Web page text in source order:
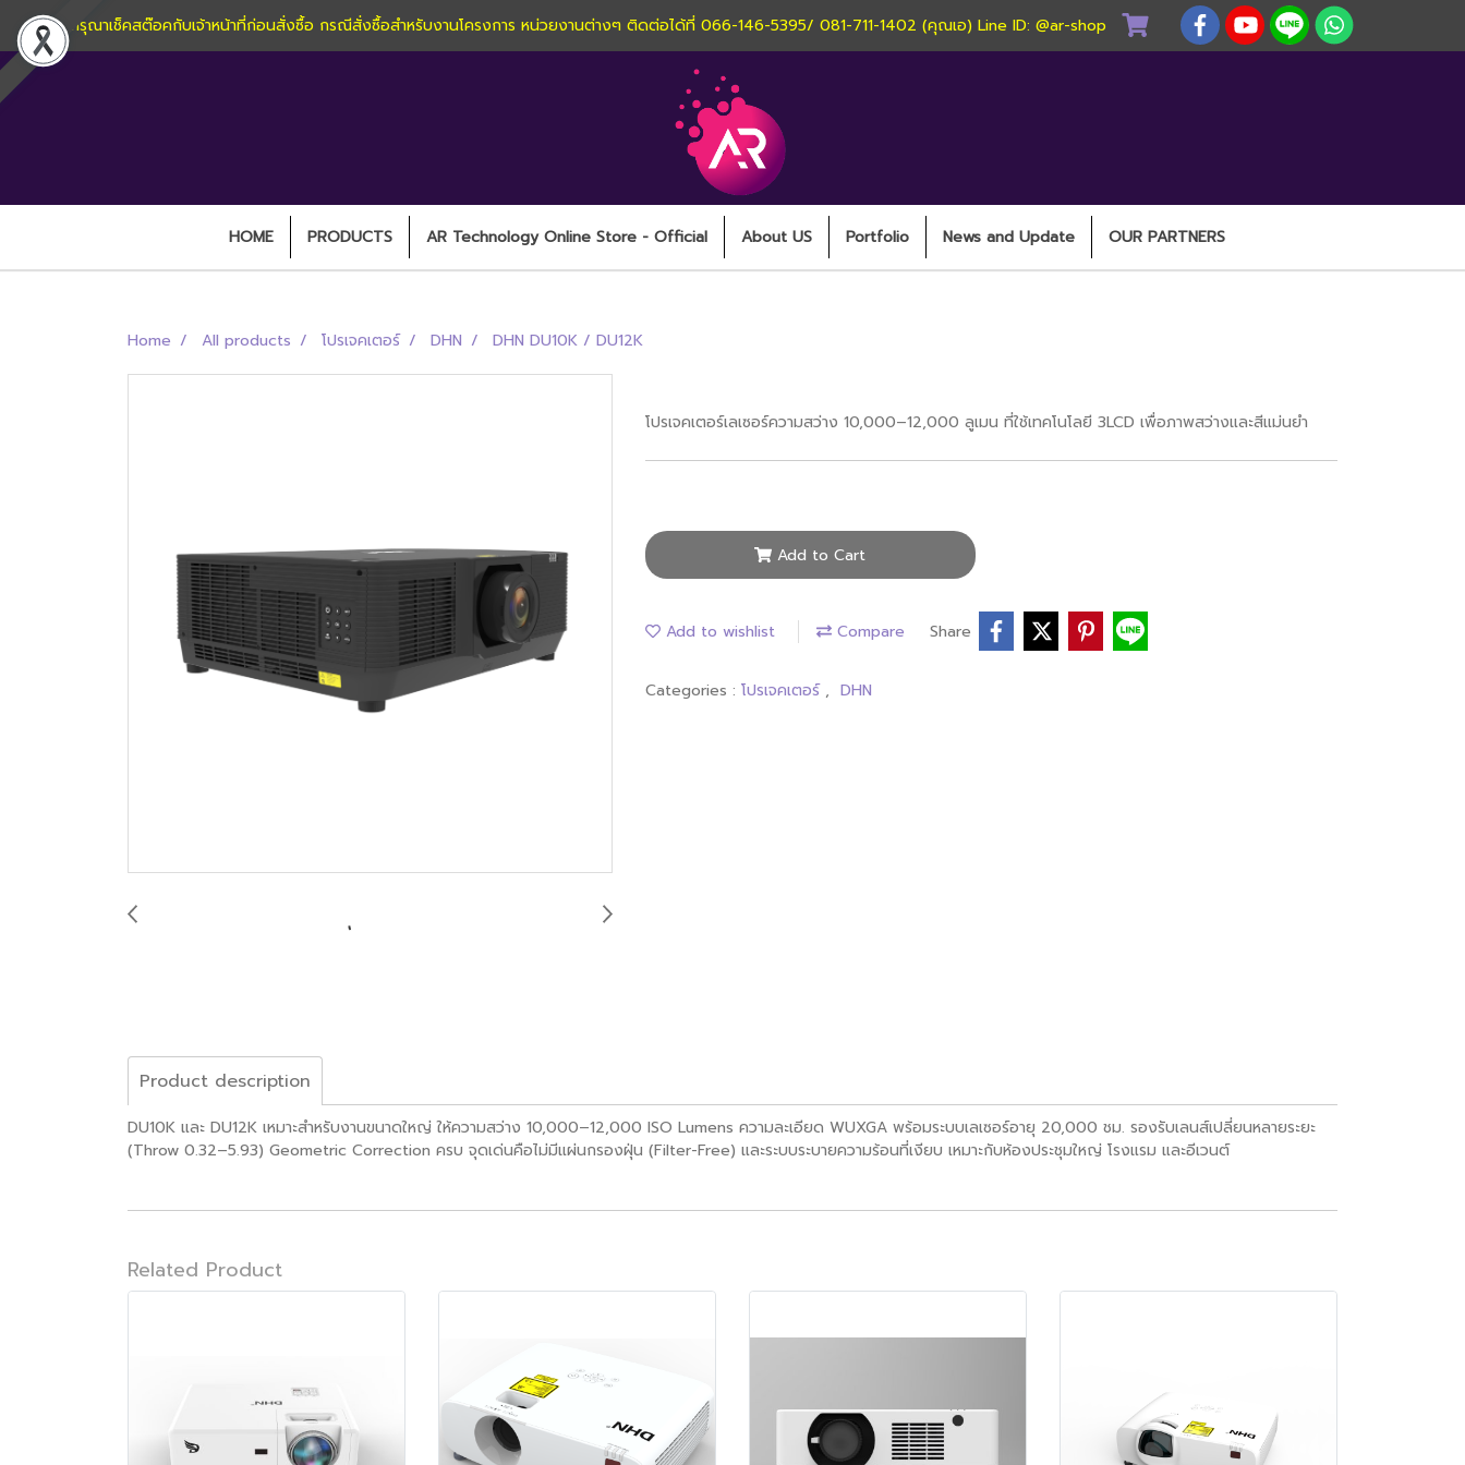
กรุณาเช็คสต๊อคกับเจ้าหน้าที่ก่อนสั่งซื้อ กรณีสั่งซื้อสำหรับงานโครงการ หน่วยงานต่างๆ ติดต่อได้ที่ 066-146-5395/ 081-711-1402 (คุณเอ) Line ID: @ar-shop
HOME PRODUCTS AR Technology Online Store - Official About US Portfolio News and Update OUR PARTNERS
Home All products โปรเจคเตอร์ DHN DHN DU10K / DU12K
โปรเจคเตอร์เลเซอร์ความสว่าง 10,000–12,000 ลูเมน ที่ใช้เทคโนโลยี 3LCD เพื่อภาพสว่างและสีแม่นยำ
Add to Cart
Add to wishlist Compare Share
Categories : โปรเจคเตอร์ , DHN
Product description
DU10K และ DU12K เหมาะสำหรับงานขนาดใหญ่ ให้ความสว่าง 10,000–12,000 ISO Lumens ความละเอียด WUXGA พร้อมระบบเลเซอร์อายุ 20,000 ชม. รองรับเลนส์เปลี่ยนหลายระยะ
(Throw 0.32–5.93) Geometric Correction ครบ จุดเด่นคือไม่มีแผ่นกรองฝุ่น (Filter-Free) และระบบระบายความร้อนที่เงียบ เหมาะกับห้องประชุมใหญ่ โรงแรม และอีเวนต์
Related Product